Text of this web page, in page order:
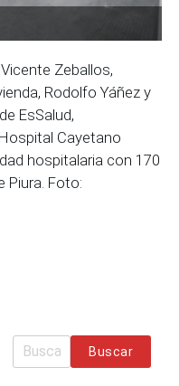
Zeballos,
Rodolfo Yáñez y
EsSalud,
Cayetano
hospitalaria con 170
Piura. Foto:
Buscar